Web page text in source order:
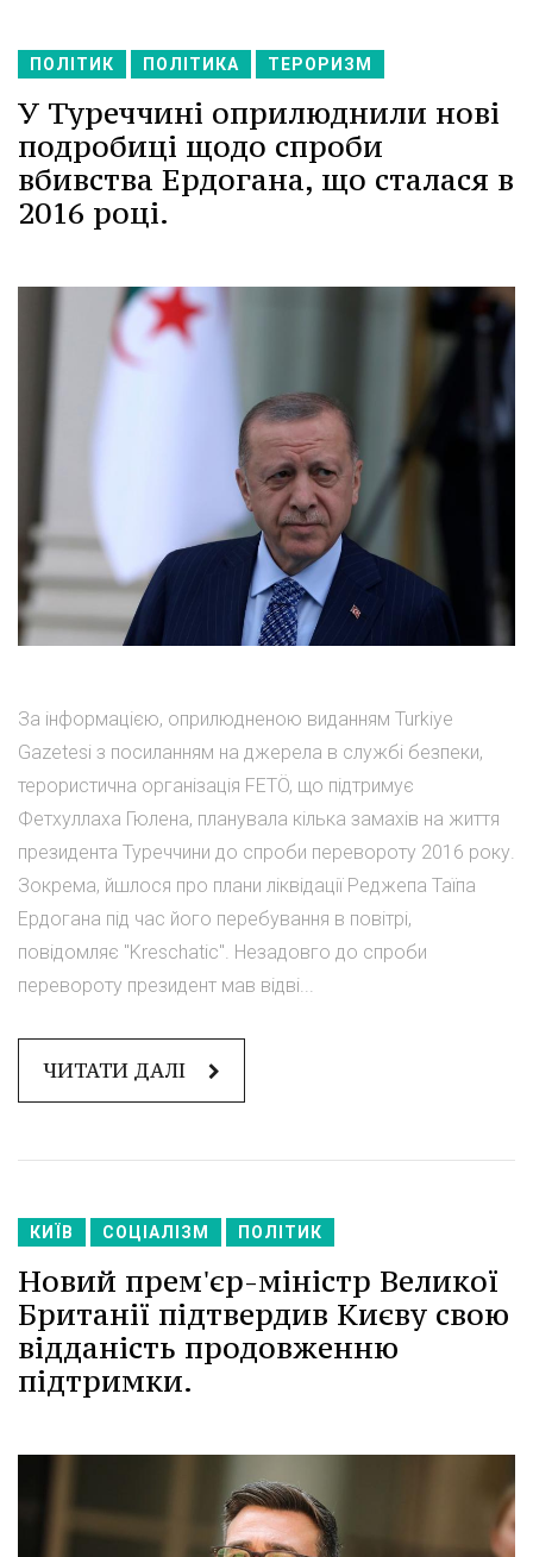
ПОЛІТИК ПОЛІТИКА ТЕРОРИЗМ
У Туреччині оприлюднили нові
подробиці щодо спроби
вбивства Ердогана, що сталася в
2016 році.
За інформацією, оприлюдненою виданням Turkiye
Gazetesi з посиланням на джерела в службі безпеки,
терористична організація FETÖ, що підтримує
Фетхуллаха Гюлена, планувала кілька замахів на життя
президента Туреччини до спроби перевороту 2016 року.
Зокрема, йшлося про плани ліквідації Реджепа Таїпа
Ердогана під час його перебування в повітрі,
повідомляє "Kreschatic". Незадовго до спроби
перевороту президент мав відві...
ЧИТАТИ ДАЛІ
КИЇВ СОЦІАЛІЗМ ПОЛІТИК
Новий прем'єр-міністр Великої
Британії підтвердив Києву свою
відданість продовженню
підтримки.